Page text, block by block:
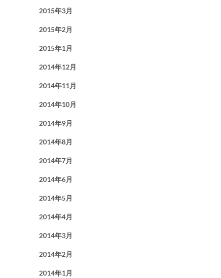
2015年3月
2015年2月
2015年1月
2014年12月
2014年11月
2014年10月
2014年9月
2014年8月
2014年7月
2014年6月
2014年5月
2014年4月
2014年3月
2014年2月
2014年1月